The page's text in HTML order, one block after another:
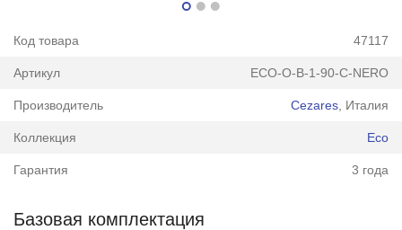
Код товара 47117
Артикул ECO-O-B-1-90-C-NERO
Производитель Cezares , Италия
Коллекция Eco
Гарантия 3 года
Базовая комплектация